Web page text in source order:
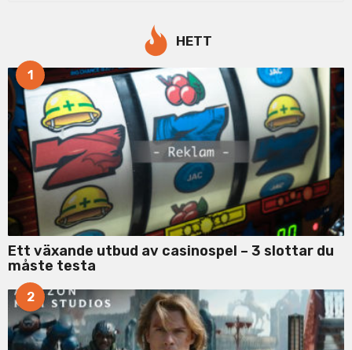
o
HETT
1
Ett växande utbud av casinospel – 3 slottar du
måste testa
2